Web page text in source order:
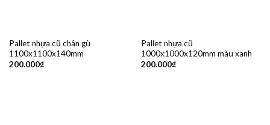
Pallet nhựa cũ chân gù
1100x1100x140mm
200.000₫
Pallet nhựa cũ
1000x1000x120mm màu xanh
200.000₫